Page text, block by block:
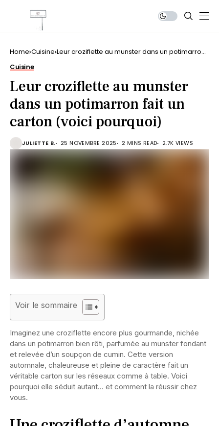
Home Cuisine Leur croziflette au munster dans un potimarron
Cuisine
Leur croziflette au munster
dans un potimarron fait un
carton (voici pourquoi)
JULIETTE B. 25 NOVEMBRE 2025 2 MINS READ 2.7K VIEWS
Voir le sommaire
Imaginez une croziflette encore plus gourmande, nichée
dans un potimarron bien rôti, parfumée au munster fondant
et relevée d’un soupçon de cumin. Cette version
automnale, chaleureuse et pleine de caractère fait un
véritable carton sur les réseaux comme à table. Voici
pourquoi elle séduit autant… et comment la réussir chez
vous.